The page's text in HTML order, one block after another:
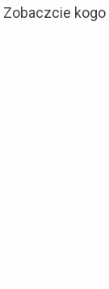
Zobaczcie